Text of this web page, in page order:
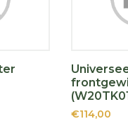
€114,00